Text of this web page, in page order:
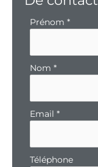
Formulaire
Prénom *
Nom *
Email *
Téléphone